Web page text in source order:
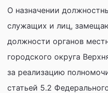
О назначении
служащих и лиц,
должности органов
городского округа
за реализацию
статьей 5.2